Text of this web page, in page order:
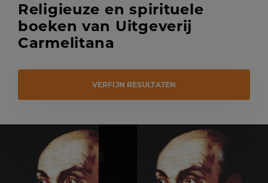
of
titel
Religieuze en spirituele
boeken van Uitgeverij
Carmelitana
VERFIJN RESULTATEN